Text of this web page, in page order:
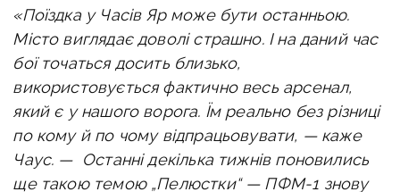
«Поїздка у Часів Яр може бути останньою.
Місто виглядає доволі страшно. І на даний час
бої точаться досить близько,
використовується фактично весь арсенал,
який є у нашого ворога. Їм реально без різниці
по кому й по чому відпрацьовувати, — каже
Чаус. — Останні декілька тижнів поновились
ще такою темою „Пелюстки“ — ПФМ-1 знову